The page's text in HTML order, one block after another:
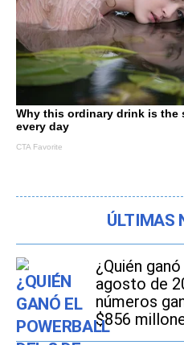
ÚLTIMAS
¿Quién
agosto de
números
$856